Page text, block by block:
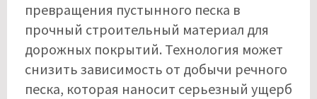
превращения пустынного песка в
прочный строительный материал для
дорожных покрытий. Технология может
снизить зависимость от добычи речного
песка, которая наносит серьезный ущерб